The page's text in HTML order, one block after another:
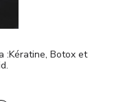
:Kératine, Botox et